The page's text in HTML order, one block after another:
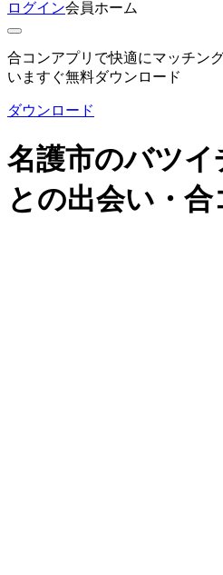
ログイン会員ホーム
合コンアプリで快適にマッチン
いますぐ無料ダウンロード
ダウンロード
名護市のバツイ
との出会い・合